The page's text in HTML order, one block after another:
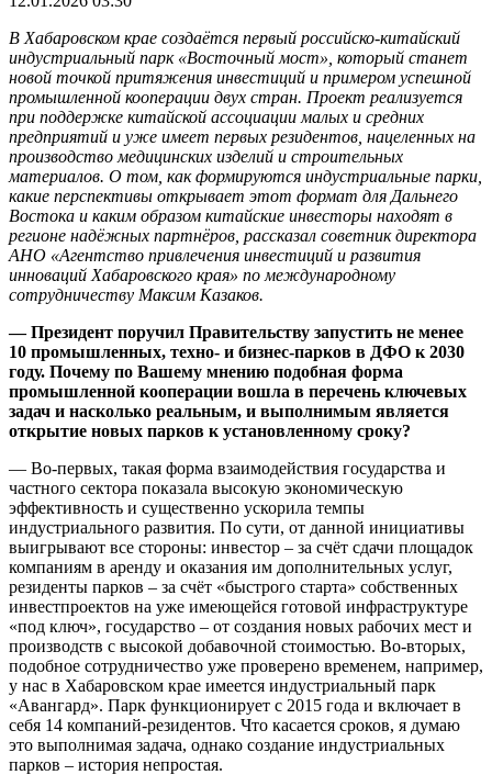
В Хабаровском крае создаётся первый российско-китайский
индустриальный парк «Восточный мост», который станет
новой точкой притяжения инвестиций и примером успешной
промышленной кооперации двух стран. Проект реализуется
при поддержке китайской ассоциации малых и средних
предприятий и уже имеет первых резидентов, нацеленных на
производство медицинских изделий и строительных
материалов. О том, как формируются индустриальные парки,
какие перспективы открывает этот формат для Дальнего
Востока и каким образом китайские инвесторы находят в
регионе надёжных партнёров, рассказал советник директора
АНО «Агентство привлечения инвестиций и развития
инноваций Хабаровского края» по международному
сотрудничеству Максим Казаков.
— Президент поручил Правительству запустить не менее
10 промышленных, техно- и бизнес-парков в ДФО к 2030
году. Почему по Вашему мнению подобная форма
промышленной кооперации вошла в перечень ключевых
задач и насколько реальным, и выполнимым является
открытие новых парков к установленному сроку?
— Во-первых, такая форма взаимодействия государства и
частного сектора показала высокую экономическую
эффективность и существенно ускорила темпы
индустриального развития. По сути, от данной инициативы
выигрывают все стороны: инвестор – за счёт сдачи площадок
компаниям в аренду и оказания им дополнительных услуг,
резиденты парков – за счёт «быстрого старта» собственных
инвестпроектов на уже имеющейся готовой инфраструктуре
«под ключ», государство – от создания новых рабочих мест и
производств с высокой добавочной стоимостью. Во-вторых,
подобное сотрудничество уже проверено временем, например,
у нас в Хабаровском крае имеется индустриальный парк
«Авангард». Парк функционирует с 2015 года и включает в
себя 14 компаний-резидентов. Что касается сроков, я думаю
это выполнимая задача, однако создание индустриальных
парков – история непростая.